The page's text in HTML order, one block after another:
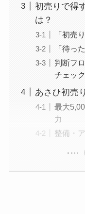
初売りで得
は？
「初売
「待っ
判断フ
チェック
あさひ初売
最大
力
整備・